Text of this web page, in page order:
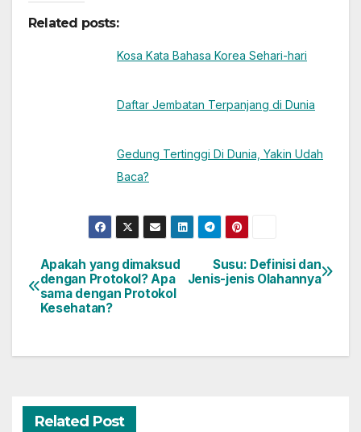
Related posts:
Kosa Kata Bahasa Korea Sehari-hari
Daftar Jembatan Terpanjang di Dunia
Gedung Tertinggi Di Dunia, Yakin Udah
Baca?
Post
navigation
Susu: Definisi dan
Jenis-jenis Olahannya
Apakah yang dimaksud
dengan Protokol? Apa
sama dengan Protokol
Kesehatan?
Related Post